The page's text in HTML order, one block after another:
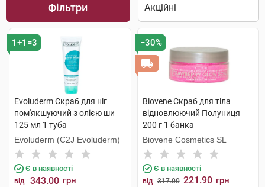
Фільтри
1+1=3
Evoluderm Скраб для ніг
пом'якшуючий з олією ши
125 мл 1 туба
Evoluderm (C2J Evoluderm)
Є в наявності
від 343.00 грн
−30%
Biovene Скраб для тіла
відновлюючий Полуниця
200 г 1 банка
Biovene Cosmetics SL
Є в наявності
від 317.00 221.90 грн